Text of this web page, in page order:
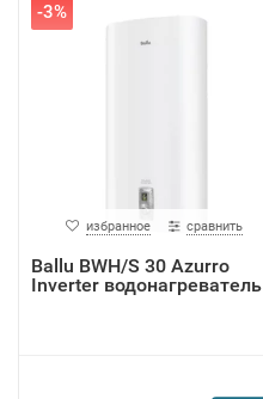
-3%
избранное сравнить
Ballu BWH/S 30 Azurro
Inverter водонагреватель